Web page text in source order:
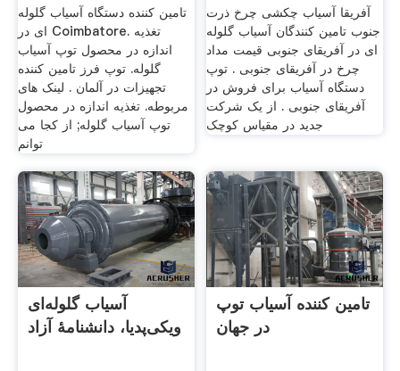
تامین کننده دستگاه آسیاب گلوله
ای در Coimbatore. تغذیه
اندازه در محصول توپ آسیاب
گلوله. توپ فرز تامین کننده
تجهیزات در آلمان . لینک های
مربوطه. تغذیه اندازه در محصول
توپ آسیاب گلوله; از کجا می
توانم
آفریقا آسیاب چکشی چرخ ذرت
جنوب تامین کنندگان آسیاب گلوله
ای در آفریقای جنوبی قیمت مداد
چرخ در آفریقای جنوبی . توپ
دستگاه آسیاب برای فروش در
آفریقای جنوبی . از یک شرکت
جدید در مقیاس کوچک
آسیاب گلوله‌ای
ویکی‌پدیا، دانشنامهٔ آزاد
تامین کننده آسیاب توپ
در جهان